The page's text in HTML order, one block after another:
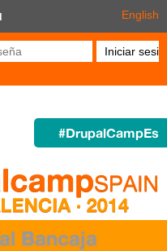
English
*
#DrupalCampEs
Bancaja